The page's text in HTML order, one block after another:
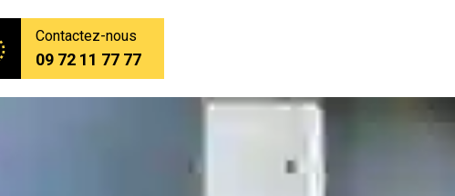
Contactez-nous
09 72 11 77 77